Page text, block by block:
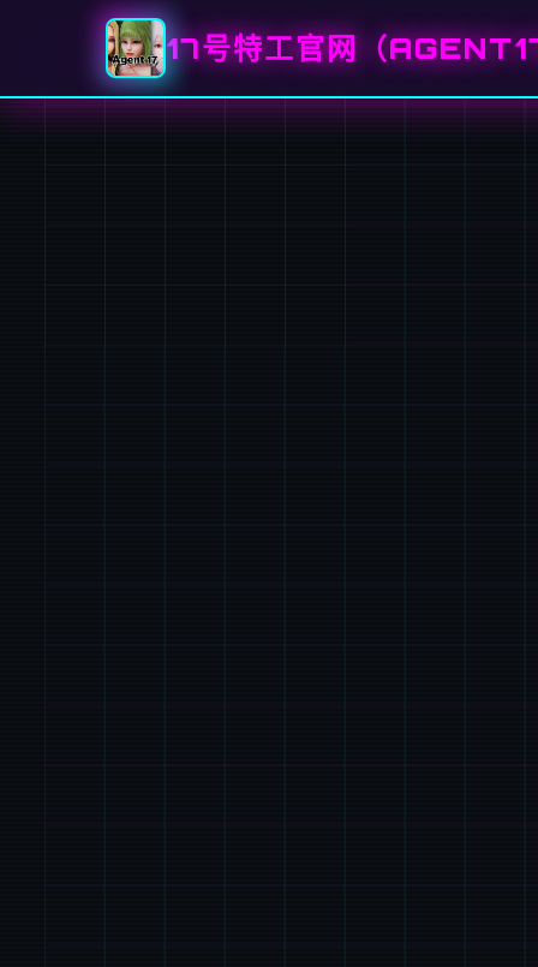
17号特工官网（